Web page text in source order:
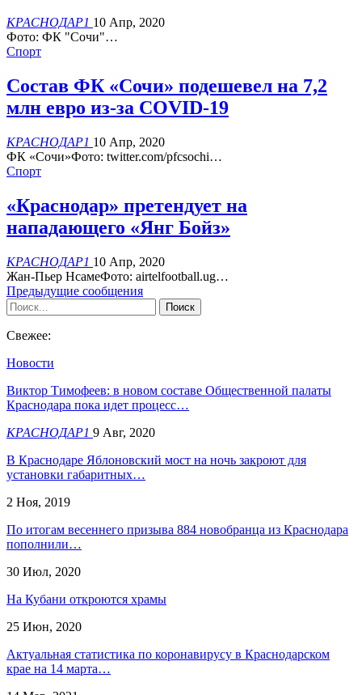
КРАСНОДАР1 10 Апр, 2020
Фото: ФК "Сочи"…
Спорт
Состав ФК «Сочи» подешевел на 7,2
млн евро из-за COVID-19
КРАСНОДАР1 10 Апр, 2020
ФК «Сочи»Фото: twitter.com/pfcsochi…
Спорт
«Краснодар» претендует на
нападающего «Янг Бойз»
КРАСНОДАР1 10 Апр, 2020
Жан-Пьер НсамеФото: airtelfootball.ug…
Предыдущие сообщения
Свежее:
Новости
Виктор Тимофеев: в новом составе Общественной палаты
Краснодара пока идет процесс…
КРАСНОДАР1 9 Авг, 2020
В Краснодаре Яблоновский мост на ночь закроют для
установки габаритных…
2 Ноя, 2019
По итогам весеннего призыва 884 новобранца из Краснодара
пополнили…
30 Июл, 2020
На Кубани откроются храмы
25 Июн, 2020
Актуальная статистика по коронавирусу в Краснодарском
крае на 14 марта…